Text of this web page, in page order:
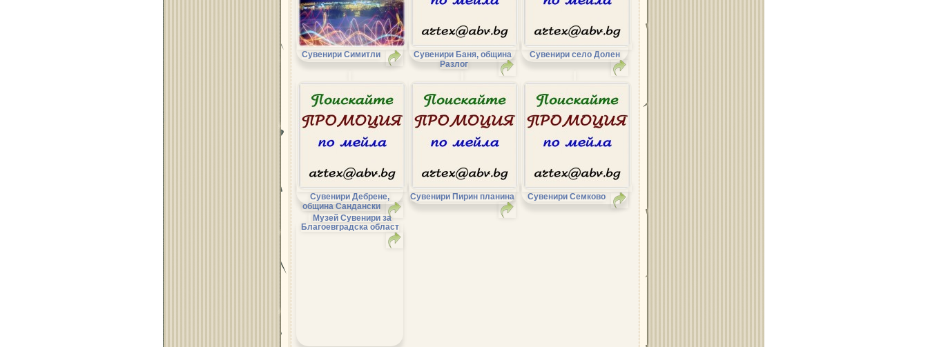
Сувенири Симитли
Сувенири Баня, община
Разлог
Сувенири село Долен
Сувенири Дебрене,
община Сандански
Сувенири Пирин планина Сувенири Семково
Музей Сувенири за
Благоевградска област